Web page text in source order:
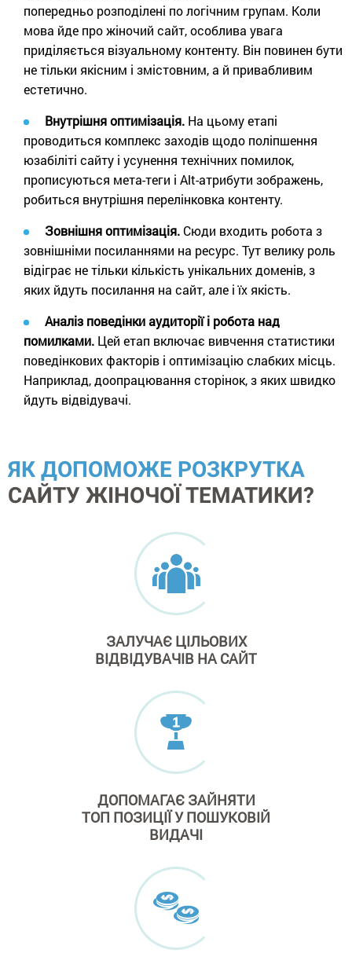
попередньо розподілені по логічним групам. Коли
мова йде про жіночий сайт, особлива увага
приділяється візуальному контенту. Він повинен бути
не тільки якісним і змістовним, а й привабливим
естетично.
Внутрішня оптимізація. На цьому етапі
проводиться комплекс заходів щодо поліпшення
юзабіліті сайту і усунення технічних помилок,
прописуються мета-теги і Аlt-атрибути зображень,
робиться внутрішня перелінковка контенту.
Зовнішня оптимізація. Сюди входить робота з
зовнішніми посиланнями на ресурс. Тут велику роль
відіграє не тільки кількість унікальних доменів, з
яких йдуть посилання на сайт, але і їх якість.
Аналіз поведінки аудиторії і робота над
помилками. Цей етап включає вивчення статистики
поведінкових факторів і оптимізацію слабких місць.
Наприклад, доопрацювання сторінок, з яких швидко
йдуть відвідувачі.
ЯК ДОПОМОЖЕ РОЗКРУТКА
САЙТУ ЖІНОЧОЇ ТЕМАТИКИ?
ЗАЛУЧАЄ ЦІЛЬОВИХ
ВІДВІДУВАЧІВ НА САЙТ
ДОПОМАГАЄ ЗАЙНЯТИ
ТОП ПОЗИЦІЇУ ПОШУКОВІЙ
ВИДАЧІ